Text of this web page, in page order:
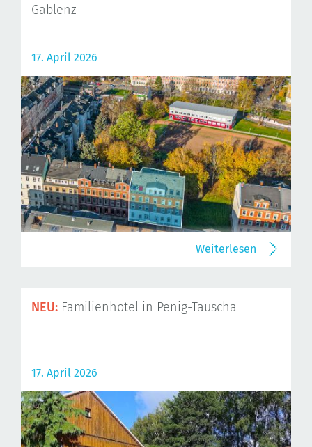
Gablenz
17. April 2026
Weiterlesen
NEU: Familienhotel in Penig-Tauscha
17. April 2026